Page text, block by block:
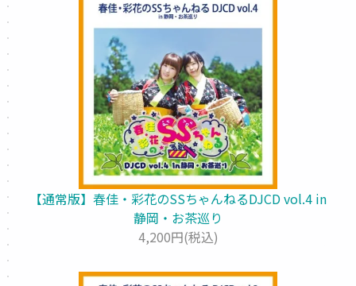
【通常版】春佳・彩花のSSちゃんねるDJCD vol.4 in
静岡・お茶巡り
4,200円(税込)